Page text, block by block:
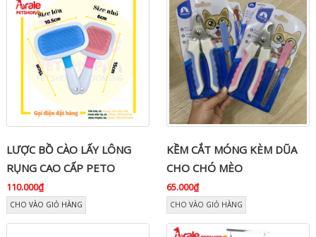
LƯỢC BỒ CÀO LẤY LÔNG
RỤNG CAO CẤP PETO
110.000₫
CHO VÀO GIỎ HÀNG
KỀM CẮT MÓNG KÈM DŨA
CHO CHÓ MÈO
65.000₫
CHO VÀO GIỎ HÀNG